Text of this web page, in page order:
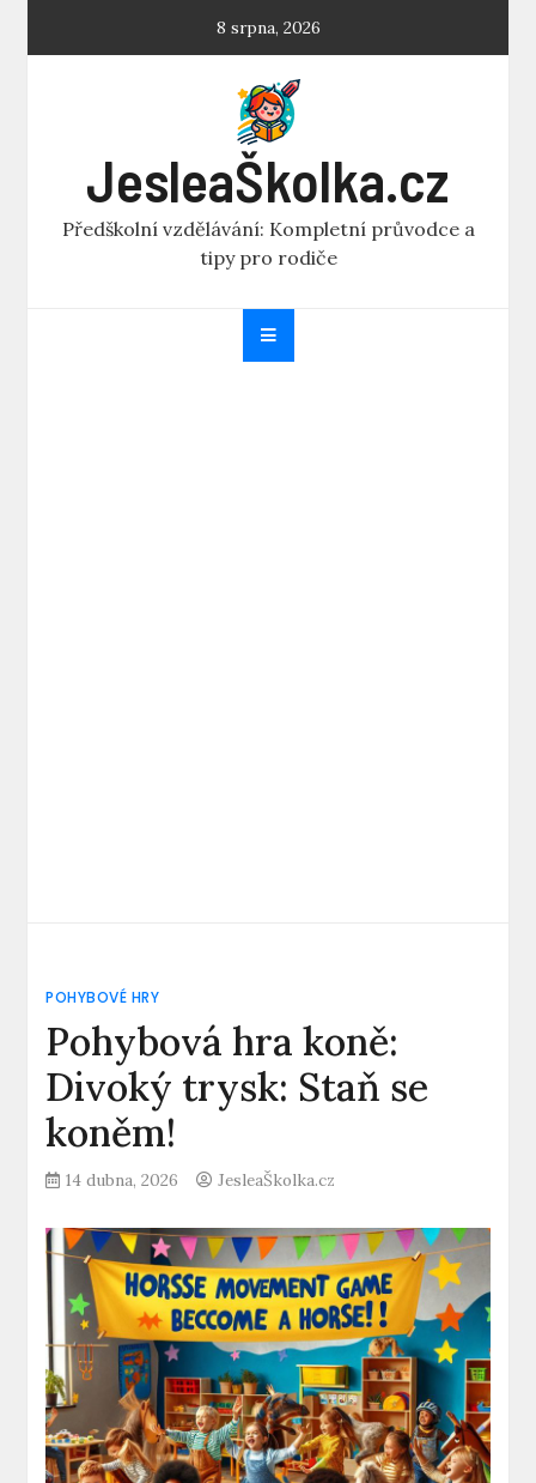
8 srpna, 2026
JesleaŠkolka.cz
Předškolní vzdělávání: Kompletní průvodce a
tipy pro rodiče
POHYBOVÉ HRY
Pohybová hra koně:
Divoký trysk: Staň se
koněm!
14 dubna, 2026 JesleaŠkolka.cz